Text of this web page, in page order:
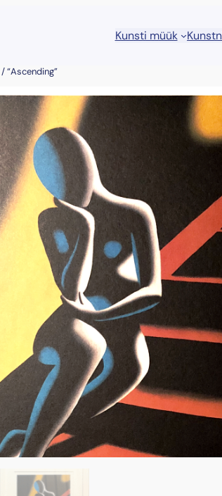
Kunsti müük
/ “Ascending”